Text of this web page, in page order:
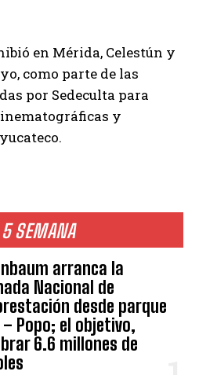
5 SEMANA
arranca la
Nacional de
desde parque
– Popo; el objetivo,
6.6 millones de
en Mérida, Celestún y
como parte de las
por Sedeculta para
y